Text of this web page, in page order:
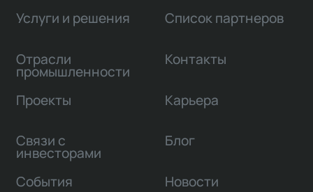
Услуги и решения
Отрасли
промышленности
Проекты
Связи с
инвесторами
Список партнеров
Контакты
Карьера
Блог
События Новости